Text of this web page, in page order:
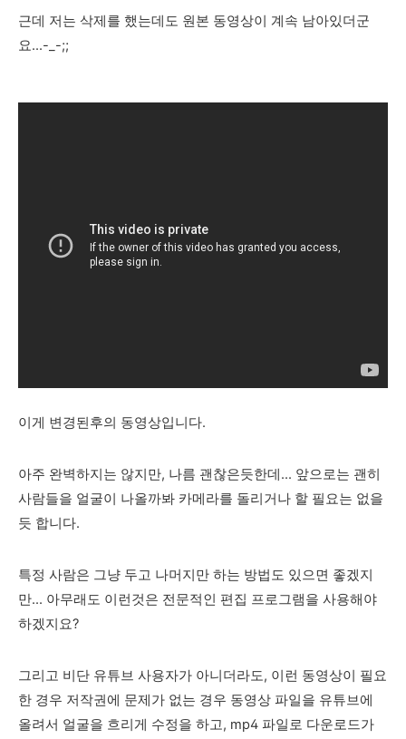
근데 저는 삭제를 했는데도 원본 동영상이 계속 남아있더군
요...-_-;;
이게 변경된후의 동영상입니다.
아주 완벽하지는 않지만, 나름 괜찮은듯한데... 앞으로는 괜히
사람들을 얼굴이 나올까봐 카메라를 돌리거나 할 필요는 없을
듯 합니다.
특정 사람은 그냥 두고 나머지만 하는 방법도 있으면 좋겠지
만... 아무래도 이런것은 전문적인 편집 프로그램을 사용해야
하겠지요?
그리고 비단 유튜브 사용자가 아니더라도, 이런 동영상이 필요
한 경우 저작권에 문제가 없는 경우 동영상 파일을 유튜브에
올려서 얼굴을 흐리게 수정을 하고, mp4 파일로 다운로드가